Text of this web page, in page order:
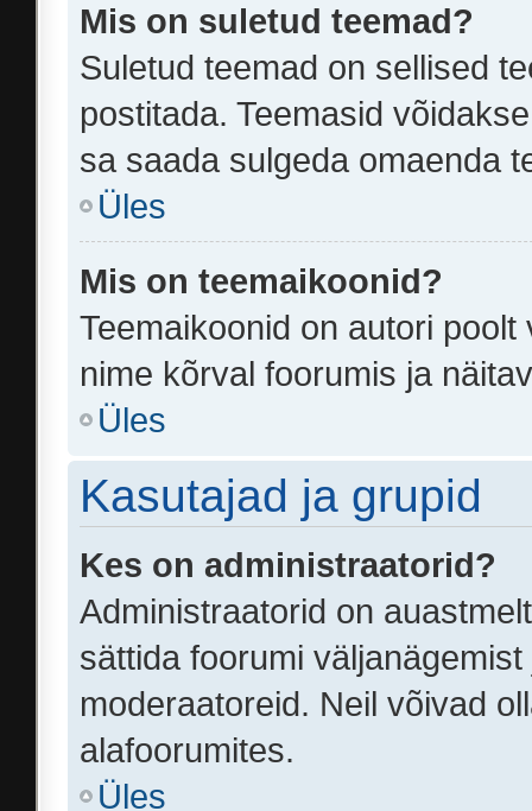
Mis on suletud teemad?
Suletud teemad on sellised
postitada. Teemasid
sa saada sulgeda omaenda
Üles
Mis on teemaikoonid?
Teemaikoonid on autori
nime kõrval foorumis ja
Üles
Kasutajad ja grupid
Kes on administraatorid?
Administraatorid on
sättida foorumi
moderaatoreid. Neil võivad
alafoorumites.
Üles